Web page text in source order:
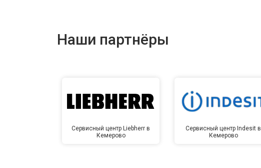
Наши партнёры
Сервисный центр Liebherr в
Кемерово
Сервисный центр Indesit в
Кемерово